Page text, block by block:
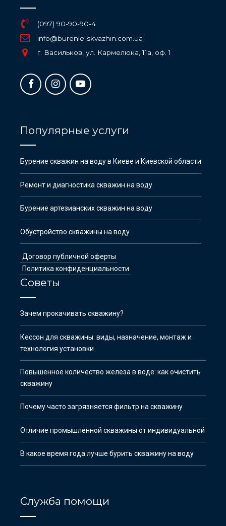
(097) 90-90-90-4
info@burenie-skvazhin.com.ua
г. Васильков, ул. Кармелюка, 11а, оф. 1
Популярные услуги
Бурение скважин на воду в Киеве и Киевской области
Ремонт и диагностика скважин на воду
Бурение артезианских скважин на воду
Обустройство скважины на воду
Договор публичной оферты
Политика конфиденциальности
Советы
Зачем прокачивать скважину?
Кессон для скважины: виды, назначение, монтаж и
технология установки
Повышенное количество железа в воде: как очистить
скважину
Почему часто загрязняется фильтр на скважину
Отличие промышленной скважины от индивидуальной
В какое время года лучше бурить скважину на воду
Служба помощи